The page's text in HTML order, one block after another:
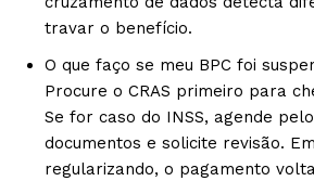
travar o benefício.
O que faço se meu BPC foi
Procure o CRAS primeiro para
Se for caso do INSS, agende
documentos e solicite revisão.
regularizando, o pagamento